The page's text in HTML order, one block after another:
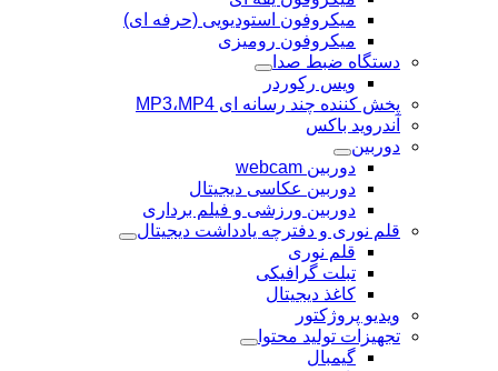
میکروفون استودیویی (حرفه ای)
میکروفون رومیزی
دستگاه ضبط صدا
ویس رکوردر
پخش کننده چند رسانه ای MP3،MP4
آندروید باکس
دوربین
دوربین webcam
دوربین عکاسی دیجیتال
دوربین‌ ورزشی و فیلم برداری
قلم نوری و دفترچه یادداشت دیجیتال
قلم نوری
تبلت گرافیکی
کاغذ دیجیتال
ویدیو پروژکتور
تجهیزات تولید محتوا
گیمبال